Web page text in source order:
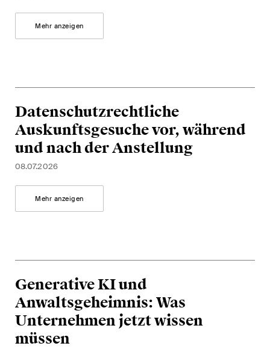
Mehr anzeigen
Datenschutzrechtliche
Auskunftsgesuche vor, während
und nach der Anstellung
08.07.2026
Mehr anzeigen
Generative KI und
Anwaltsgeheimnis: Was
Unternehmen jetzt wissen
müssen